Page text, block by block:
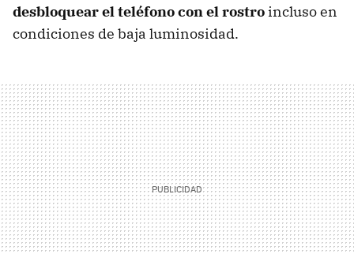
desbloquear el teléfono con el rostro incluso en
condiciones de baja luminosidad.